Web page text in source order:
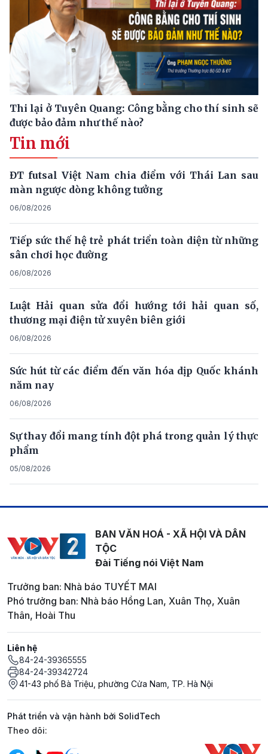
Thi lại ở Tuyên Quang: Công bằng cho thí sinh sẽ
được bảo đảm như thế nào?
Tin mới
ĐT futsal Việt Nam chia điểm với Thái Lan sau
màn ngược dòng không tưởng
06/08/2026
Tiếp sức thế hệ trẻ phát triển toàn diện từ những
sân chơi học đường
06/08/2026
Luật Hải quan sửa đổi hướng tới hải quan số,
thương mại điện tử xuyên biên giới
06/08/2026
Sức hút từ các điểm đến văn hóa dịp Quốc khánh
năm nay
06/08/2026
Sự thay đổi mang tính đột phá trong quản lý thực
phẩm
05/08/2026
BAN VĂN HOÁ - XÃ HỘI VÀ DÂN
TỘC
Đài Tiếng nói Việt Nam
Trưởng ban: Nhà báo TUYẾT MAI
Phó trưởng ban: Nhà báo Hồng Lan, Xuân Thọ, Xuân
Thân, Hoài Thu
Liên hệ
84-24-39365555
84-24-39342724
41-43 phố Bà Triệu, phường Cửa Nam, TP. Hà Nội
Phát triển và vận hành bởi SolidTech
Mạng xã hội
Theo dõi: